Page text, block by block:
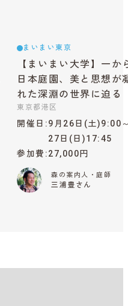
まいまい東京
【まいまい大学】一か
日本庭園、美と思想が
れた深淵の世界に迫る
東京都港区
開催日
9月26日(土)9:00
27日(日)17:45
参加費 27,000円
森の案内人・庭師
三浦豊さん